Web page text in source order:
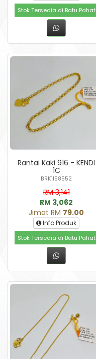
Stok Tersedia di Batu Pahat
Rantai Kaki 916 - KENDI
1C
BRK1158552
RM 3,141
RM 3,062
Jimat RM 79.00
Info Produk
Stok Tersedia di Batu Pahat